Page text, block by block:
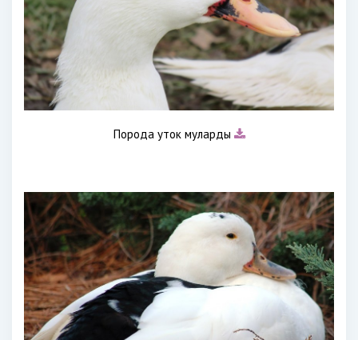
Порода уток муларды